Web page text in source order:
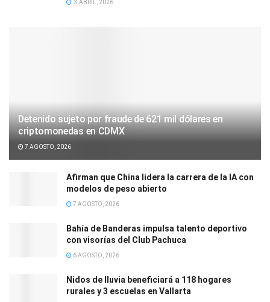
3 ABRIL, 2026
Detenido sujeto por fraude de 621 mil dólares en
criptomonedas en CDMX
7 AGOSTO, 2026
Afirman que China lidera la carrera de la IA con
modelos de peso abierto
7 AGOSTO, 2026
Bahía de Banderas impulsa talento deportivo
con visorías del Club Pachuca
6 AGOSTO, 2026
Nidos de lluvia beneficiará a 118 hogares
rurales y 3 escuelas en Vallarta